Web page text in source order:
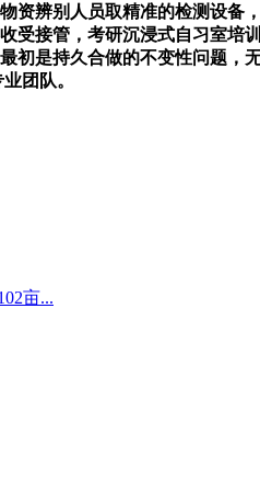
辨别人员取精准的检测设备
受接管，考研沉浸式自习室
初是持久合做的不变性问题
团队。
亩...